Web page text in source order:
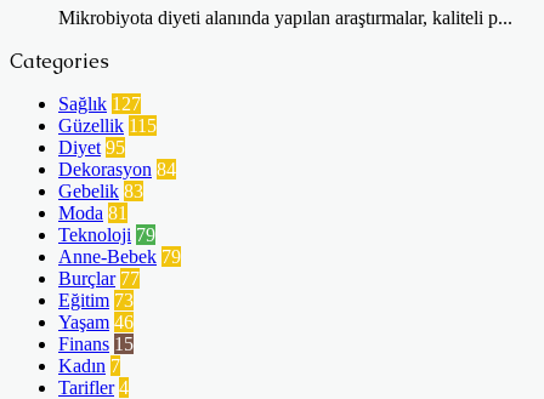
Mikrobiyota diyeti alanında yapılan araştırmalar, kaliteli p...
Categories
Sağlık 127
Güzellik 115
Diyet 95
Dekorasyon 84
Gebelik 83
Moda 81
Teknoloji 79
Anne-Bebek 79
Burçlar 77
Eğitim 73
Yaşam 46
Finans 15
Kadın 7
Tarifler 4